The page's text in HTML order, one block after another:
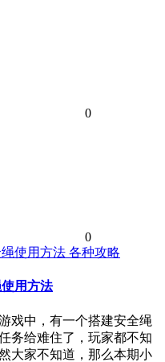
0
0
各种攻略
用方法
戏中，有一个搭建安全绳
务给难住了，玩家都不知
大家不知道，那么本期小